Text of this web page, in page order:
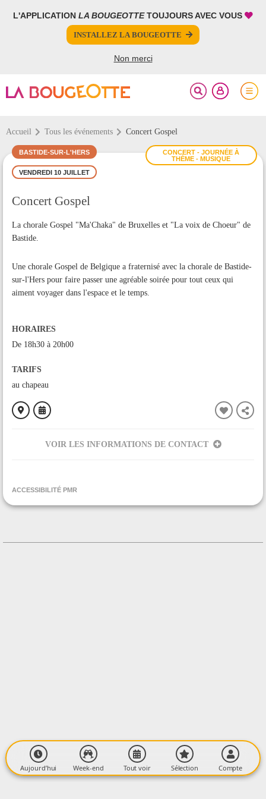
L'APPLICATION LA BOUGEOTTETOUJOURS AVEC VOUS
INSTALLEZ LA BOUGEOTTE
Non merci
Accueil Tous les événements Concert Gospel
CONCERT - JOURNÉE À
THÈME - MUSIQUE
BASTIDE-SUR-L'HERS
VENDREDI 10 JUILLET
Concert Gospel
La chorale Gospel "Ma'Chaka" de Bruxelles et "La voix de Choeur" de
Bastide.
Une chorale Gospel de Belgique a fraternisé avec la chorale de Bastide-
sur-l'Hers pour faire passer une agréable soirée pour tout ceux qui
aiment voyager dans l'espace et le temps.
HORAIRES
De 18h30 à 20h00
TARIFS
au chapeau
VOIR LES INFORMATIONS DE CONTACT
ACCESSIBILITÉ PMR
FERMER
PARTAGER
Aujourd’hui Week-end Tout voir Sélection Compte
FERMER
Votre inscription à la newsletter a été effectuée.